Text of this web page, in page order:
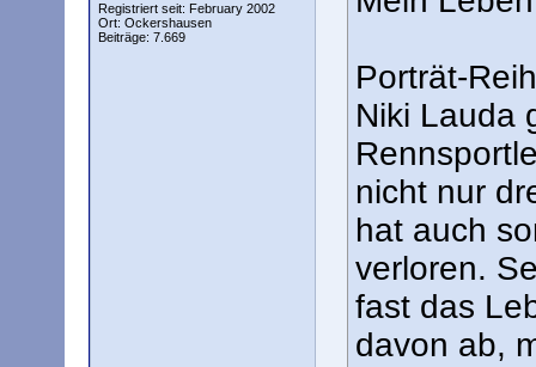
Registriert seit: February 2002
Ort: Ockershausen
Beiträge: 7.669
Porträt-
Niki Lauda
nicht nur
hat auch
verloren.
fast das
davon ab,